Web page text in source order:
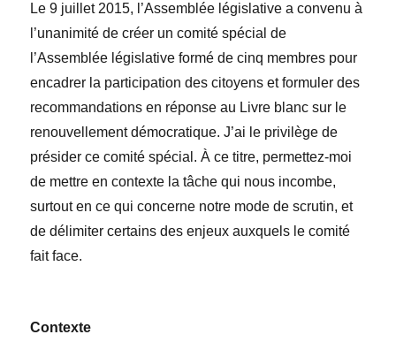
Le 9 juillet 2015, l’Assemblée législative a convenu à
l’unanimité de créer un comité spécial de
l’Assemblée législative formé de cinq membres pour
encadrer la participation des citoyens et formuler des
recommandations en réponse au Livre blanc sur le
renouvellement démocratique. J’ai le privilège de
présider ce comité spécial.À ce titre, permettez-moi
de mettre en contexte la tâche qui nous incombe,
surtout en ce qui concerne notre mode de scrutin, et
de délimiter certains des enjeux auxquels lecomité
fait face.
Contexte